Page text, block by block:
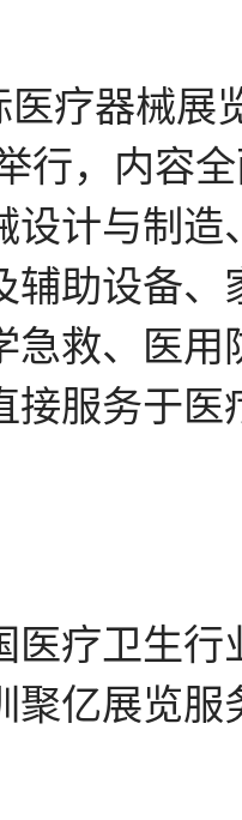
疗器械展
行，内容
设计与制
辅助设备
急救、医
接服务于
医疗卫生
聚亿展览服